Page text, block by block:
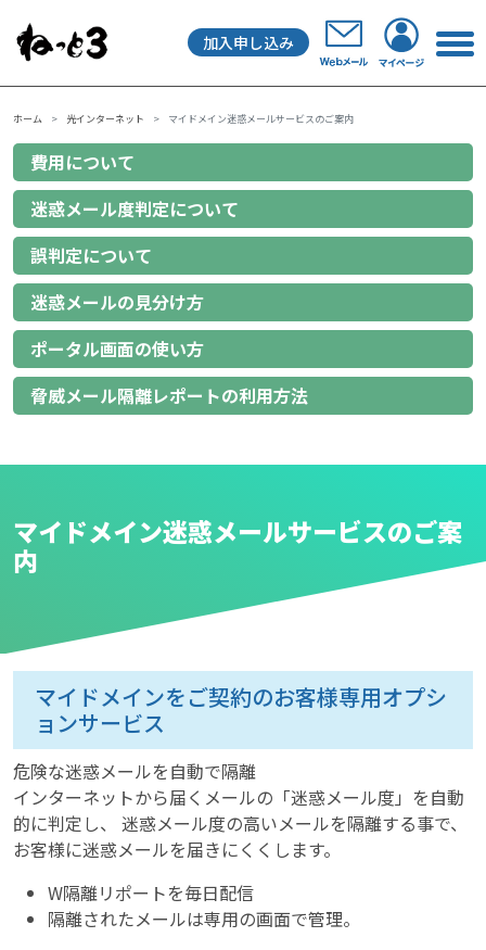
メインナビゲーション
加入申し込み
ホーム 光インターネット マイドメイン迷惑メールサービスのご案内
費用について
迷惑メール度判定について
誤判定について
迷惑メールの見分け方
ポータル画面の使い方
脅威メール隔離レポートの利用方法
マイドメイン迷惑メールサービスのご案
内
マイドメインをご契約のお客様専用オプシ
ョンサービス
危険な迷惑メールを自動で隔離
インターネットから届くメールの「迷惑メール度」を自動
的に判定し、 迷惑メール度の高いメールを隔離する事で、
お客様に迷惑メールを届きにくくします。
W隔離リポートを毎日配信
隔離されたメールは専用の画面で管理。